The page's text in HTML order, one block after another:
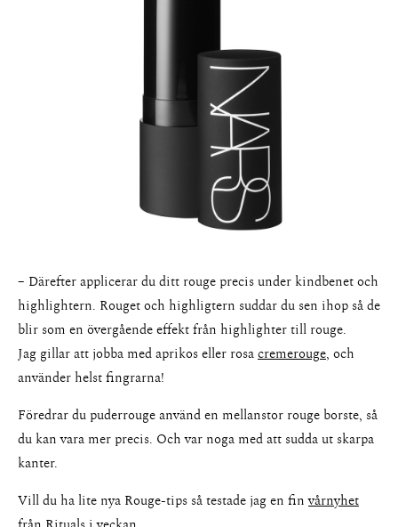
– Därefter applicerar du ditt rouge precis under kindbenet och
highlightern. Rouget och highligtern suddar du sen ihop så de
blir som en övergående effekt från highlighter till rouge.
Jag gillar att jobba med aprikos eller rosacremerouge, och
använder helst fingrarna!
Föredrar du puderrouge använd en mellanstor rouge borste, så
du kan vara mer precis. Och var noga med att sudda ut skarpa
kanter.
Vill du ha lite nya Rouge-tips så testade jag en finvårnyhet